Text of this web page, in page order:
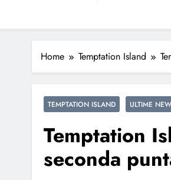
Home Temptation Island
TEMPTATION ISLAND ULTIME
Temptation
seconda